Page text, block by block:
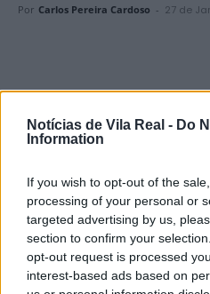
Notícias de Vila Real - Do
Information
If you wish to opt-out of the
processing of your personal or
targeted advertising by us,
section to confirm your
opt-out request is processed
interest-based ads based on
Por Carlos Pereira Cardoso - 27 de
adversas motivadas pela
Kristin pelo continente
por precaução, o Parque
Carreira.
Estes espaços verdes
desta quarta-feira, 28 de